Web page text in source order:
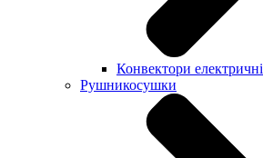
Конвектори електричні
Рушникосушки